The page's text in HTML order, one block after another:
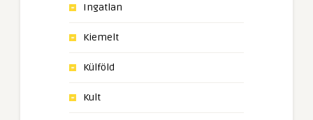
Ingatlan
Kiemelt
Külföld
Kult